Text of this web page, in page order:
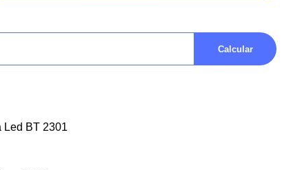
Calcular
Led BT 2301